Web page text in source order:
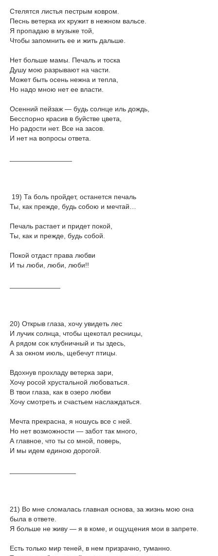
Стелятся листья пестрым ковром.
Песнь ветерка их кружит в нежном вальсе.
Я пропадаю в музыке той,
Чтобы запомнить ее и жить дальше.
Нет больше мамы. Печаль и тоска
Душу мою разрывают на части.
Может быть осень нежна и тепла,
Но надо мною нет ее власти.
Осенний пейзаж — будь солнце иль дождь,
Бесспорно красив в буйстве цвета,
Но радости нет. Все на засов.
И нет на вопросы ответа.
19) Та боль пройдет, останется печаль
Ты, как прежде, будь собою и мечтай…
Печаль растает и придет покой,
Ты, как и прежде, будь собой.
Покой отдаст права любви
И ты люби, люби, люби!!
20) Открыв глаза, хочу увидеть лес
И лучик солнца, чтобы щекотал ресницы,
А рядом сок клубничный и ты здесь,
А за окном июль, щебечут птицы.
Вдохнув прохладу ветерка зари,
Хочу росой хрустальной любоваться.
В твои глаза, как в озеро любви
Хочу смотреть и счастьем наслаждаться.
Мечта прекрасна, я ношусь все с ней.
Но нет возможности — забот так много,
А главное, что ты со мной, поверь,
И мы идем единою дорогой.
21) Во мне сломалась главная основа, за жизнь мою она
была в ответе.
Я больше не живу — я в коме, и ощущения мои в запрете.
Есть только мир теней, в нем призрачно, туманно.